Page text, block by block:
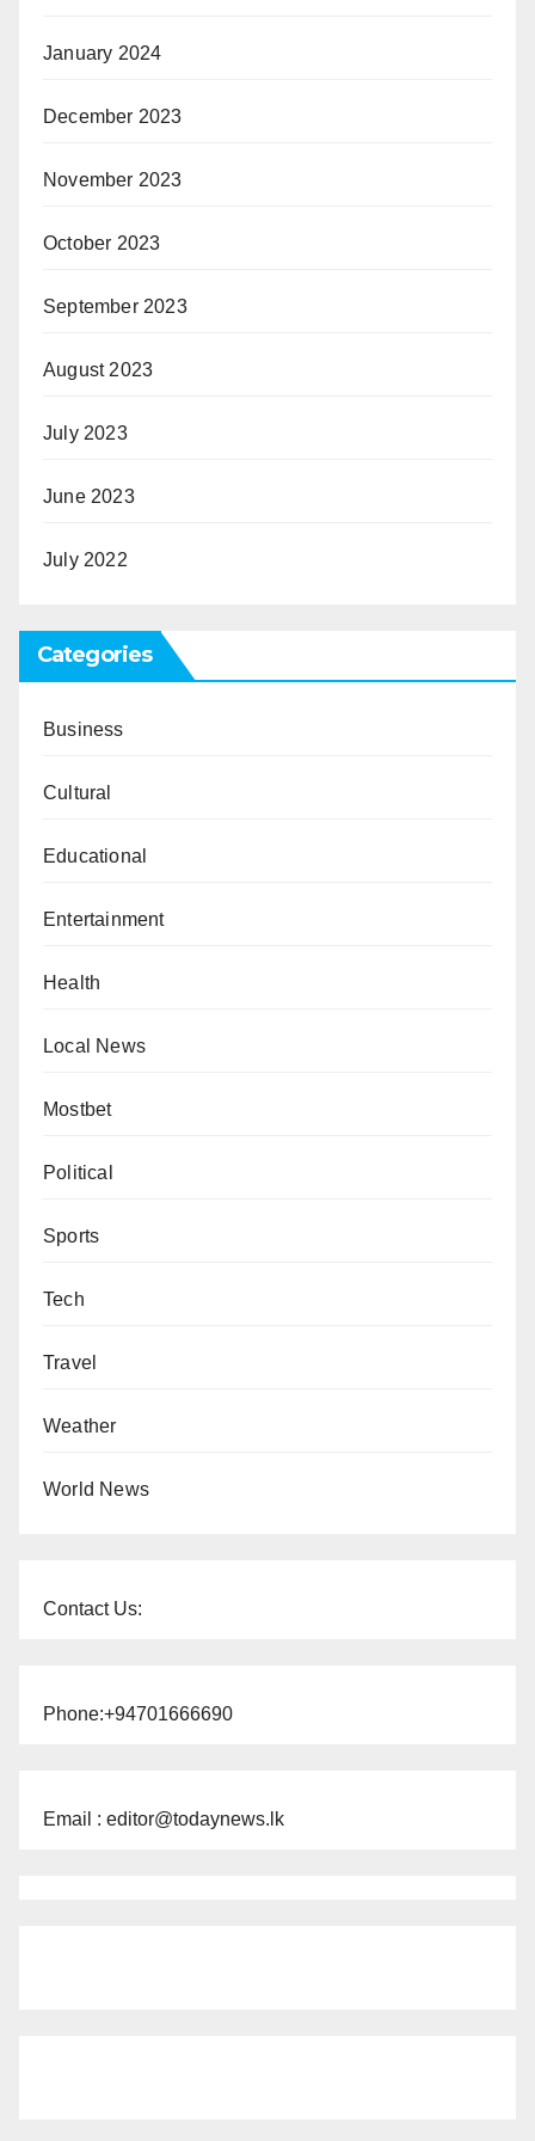
January 2024
December 2023
November 2023
October 2023
September 2023
August 2023
July 2023
June 2023
July 2022
Categories
Business
Cultural
Educational
Entertainment
Health
Local News
Mostbet
Political
Sports
Tech
Travel
Weather
World News
Contact Us:
Phone:+94701666690
Email : editor@todaynews.lk